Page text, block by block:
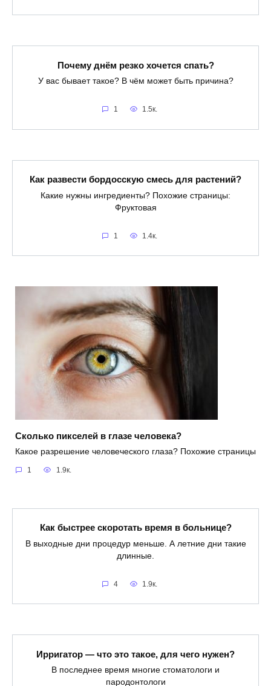
Почему днём резко хочется спать?
У вас бывает такое? В чём может быть причина?
1 1.5к.
Как развести бордосскую смесь для растений?
Какие нужны ингредиенты? Похожие страницы:
Фруктовая
1 1.4к.
Сколько пикселей в глазе человека?
Какое разрешение человеческого глаза? Похожие страницы
1 1.9к.
Как быстрее скоротать время в больнице?
В выходные дни процедур меньше. А летние дни такие
длинные.
4 1.9к.
Ирригатор — что это такое, для чего нужен?
В последнее время многие стоматологи и
пародонтологи